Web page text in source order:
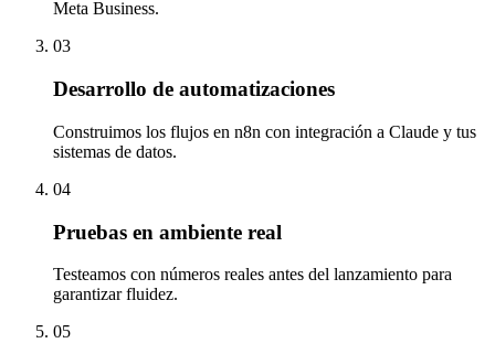
Meta Business.
03
Desarrollo de automatizaciones
Construimos los flujos en n8n con integración a Claude y tus
sistemas de datos.
04
Pruebas en ambiente real
Testeamos con números reales antes del lanzamiento para
garantizar fluidez.
05